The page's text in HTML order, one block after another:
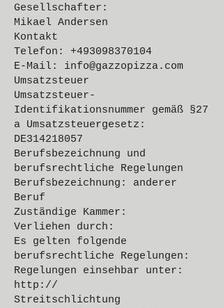
Gesellschafter:
Mikael Andersen
Kontakt
Telefon: +493098370104
E-Mail: info@gazzopizza.com
Umsatzsteuer
Umsatzsteuer-
Identifikationsnummer gemäß §27
a Umsatzsteuergesetz:
DE314218057
Berufsbezeichnung und
berufsrechtliche Regelungen
Berufsbezeichnung: anderer
Beruf
Zuständige Kammer:
Verliehen durch:
Es gelten folgende
berufsrechtliche Regelungen:
Regelungen einsehbar unter:
http://
Streitschlichtung